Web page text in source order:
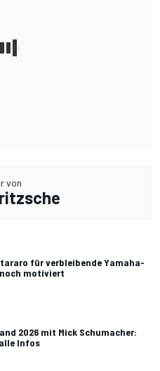
von
für verbleibende Yamaha-
motiviert
2026 mit Mick Schumacher:
Infos